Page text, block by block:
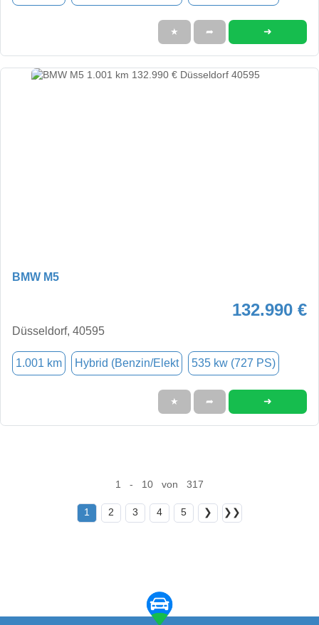
★ ➦ ➜
BMW M5
132.990 €
Düsseldorf, 40595
1.001 km Hybrid (Benzin/Elekt 535 kw (727 PS)
★ ➦ ➜
1 - 10 von 317
1 2 3 4 5 ❯ ❯❯